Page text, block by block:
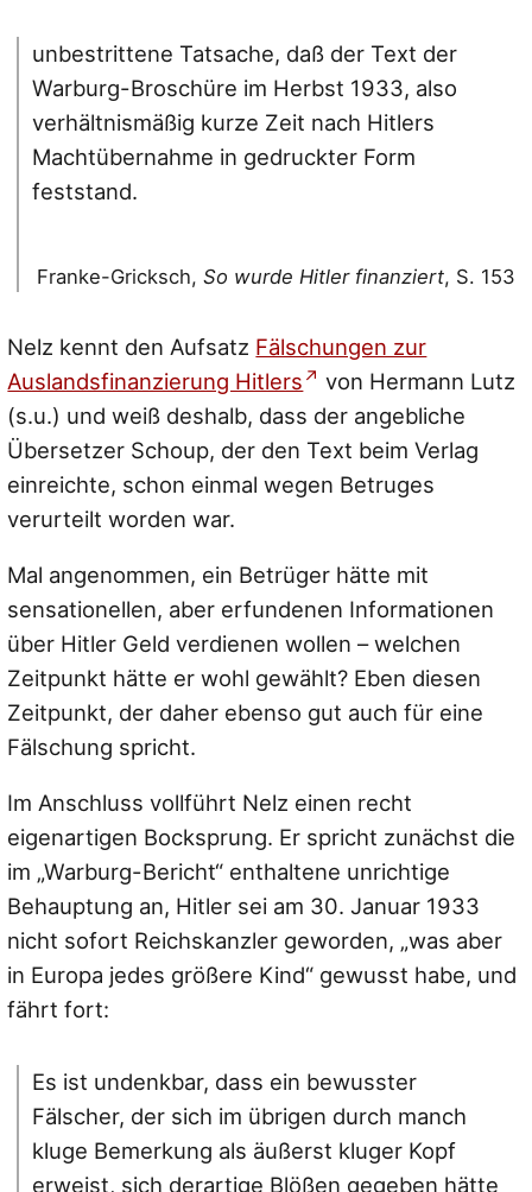
unbestrittene Tatsache, daß der Text der
Warburg-Broschüre im Herbst 1933, also
verhältnismäßig kurze Zeit nach Hitlers
Machtübernahme in gedruckter Form
feststand.
Franke-Gricksch, So wurde Hitler finanziert, S. 153
Nelz kennt den Aufsatz Fälschungen zur
Auslandsfinanzierung Hitlers
von Hermann Lutz
(s.u.) und weiß deshalb, dass der angebliche
Übersetzer Schoup, der den Text beim Verlag
einreichte, schon einmal wegen Betruges
verurteilt worden war.
Mal angenommen, ein Betrüger hätte mit
sensationellen, aber erfundenen Informationen
über Hitler Geld verdienen wollen – welchen
Zeitpunkt hätte er wohl gewählt? Eben diesen
Zeitpunkt, der daher ebenso gut auch für eine
Fälschung spricht.
Im Anschluss vollführt Nelz einen recht
eigenartigen Bocksprung. Er spricht zunächst die
im „Warburg-Bericht“ enthaltene unrichtige
Behauptung an, Hitler sei am 30. Januar 1933
nicht sofort Reichskanzler geworden, „was aber
in Europa jedes größere Kind“ gewusst habe, und
fährt fort:
Es ist undenkbar, dass ein bewusster
Fälscher, der sich im übrigen durch manch
kluge Bemerkung als äußerst kluger Kopf
erweist, sich derartige Blößen gegeben hätte